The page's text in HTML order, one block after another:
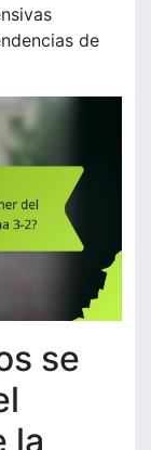
de
se
la